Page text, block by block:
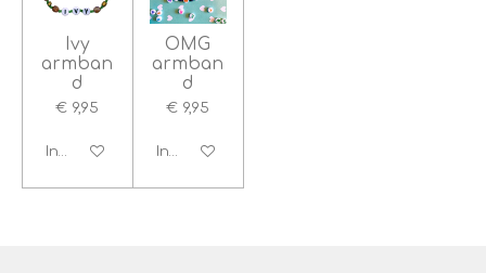
Ivy
armban
d
€ 9,95
In winkelwagen
OMG
armban
d
€ 9,95
In winkelwagen